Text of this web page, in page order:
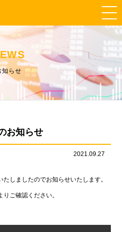
知らせ
お知らせ
2021.09.27
しましたのでお知らせいたします。
りご確認ください。